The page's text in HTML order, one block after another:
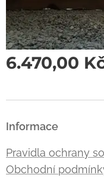
6.470,00
Informace
Pravidla ochrany
Obchodní